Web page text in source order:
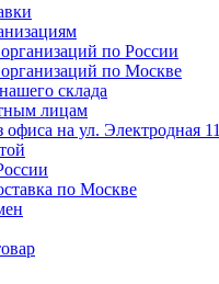
по России
по Москве
склада
лицам
на ул. Электродная 11
по Москве